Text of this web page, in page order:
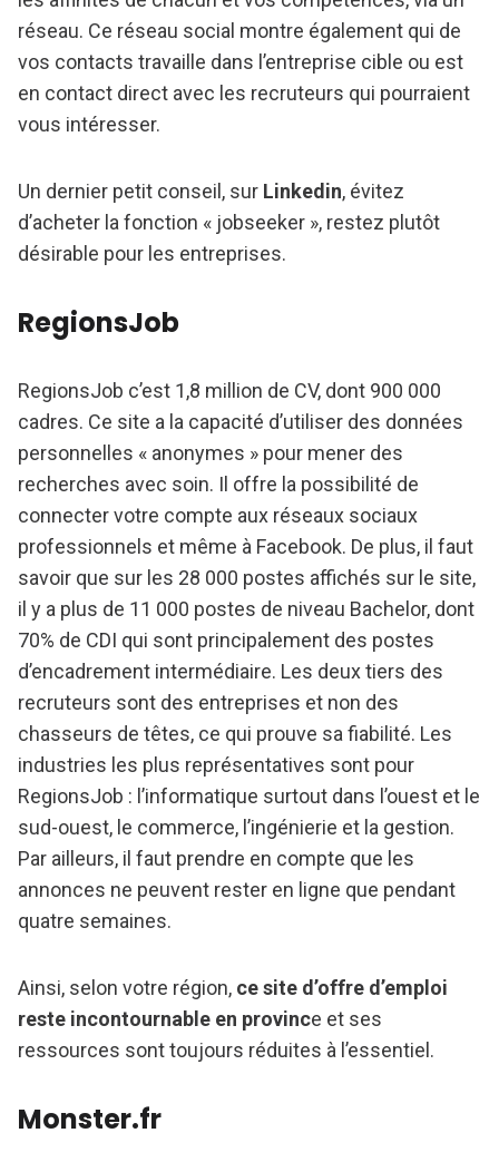
réseau. Ce réseau social montre également qui de
vos contacts travaille dans l’entreprise cible ou est
en contact direct avec les recruteurs qui pourraient
vous intéresser.
Un dernier petit conseil, sur Linkedin, évitez
d’acheter la fonction « jobseeker », restez plutôt
désirable pour les entreprises.
RegionsJob
RegionsJob c’est 1,8 million de CV, dont 900 000
cadres. Ce site a la capacité d’utiliser des données
personnelles « anonymes » pour mener des
recherches avec soin. Il offre la possibilité de
connecter votre compte aux réseaux sociaux
professionnels et même à Facebook. De plus, il faut
savoir que sur les 28 000 postes affichés sur le site,
il y a plus de 11 000 postes de niveau Bachelor, dont
70% de CDI qui sont principalement des postes
d’encadrement intermédiaire. Les deux tiers des
recruteurs sont des entreprises et non des
chasseurs de têtes, ce qui prouve sa fiabilité. Les
industries les plus représentatives sont pour
RegionsJob : l’informatique surtout dans l’ouest et le
sud-ouest, le commerce, l’ingénierie et la gestion.
Par ailleurs, il faut prendre en compte que les
annonces ne peuvent rester en ligne que pendant
quatre semaines.
Ainsi, selon votre région, ce site d’offre d’emploi
reste incontournable en province et ses
ressources sont toujours réduites à l’essentiel.
Monster.fr